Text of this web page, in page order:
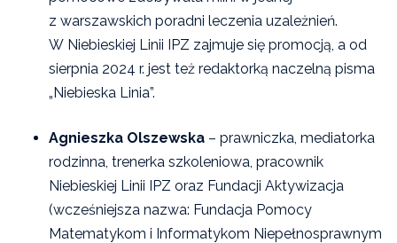
z warszawskich poradni leczenia uzależnień.
W Niebieskiej Linii IPZ zajmuje się promocją, a od
sierpnia 2024 r. jest też redaktorką naczelną pisma
„Niebieska Linia”.
Agnieszka Olszewska – prawniczka, mediatorka
rodzinna, trenerka szkoleniowa, pracownik
Niebieskiej Linii IPZ oraz Fundacji Aktywizacja
(wcześniejsza nazwa: Fundacja Pomocy
Matematykom i Informatykom Niepełnosprawnym